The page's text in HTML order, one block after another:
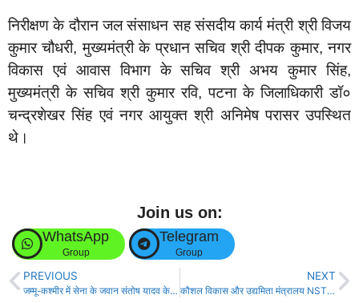
निरीक्षण के दौरान जल संसाधन सह संसदीय कार्य मंत्री श्री विजय
कुमार चौधरी, मुख्यमंत्री के प्रधान सचिव श्री दीपक कुमार, नगर
विकास एवं आवास विभाग के सचिव श्री अभय कुमार सिंह,
मुख्यमंत्री के सचिव श्री कुमार रवि, पटना के जिलाधिकारी डॉ०
चन्द्रशेखर सिंह एवं नगर आयुक्त श्री अनिमेष परासर उपस्थित
थे।
Join us on:
WhatsApp
Group
Telegram
Group
PREVIOUS
जम्मू-कश्मीर में सेना के जवान संतोष यादव के शहीद होने पर मुख्यमंत्री मर्माहत, जताई गहरी शोक संवेदना!
NEXT
कौशल विकास और उद्यमिता मंत्रालय NSTI (महिला), पटना द्वारा विभिन्न पाठ्यक्रमों में आवेदन आमंत्रित!